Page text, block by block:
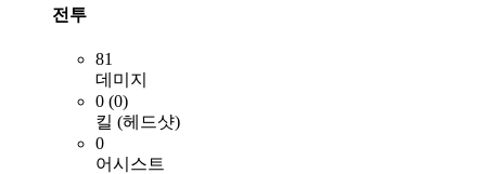
전투
81
데미지
0 (0)
킬 (헤드샷)
0
어시스트